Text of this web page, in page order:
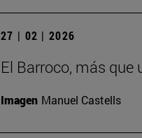
27 | 02 | 2026
El Barroco, más que
Imagen Manuel Castells